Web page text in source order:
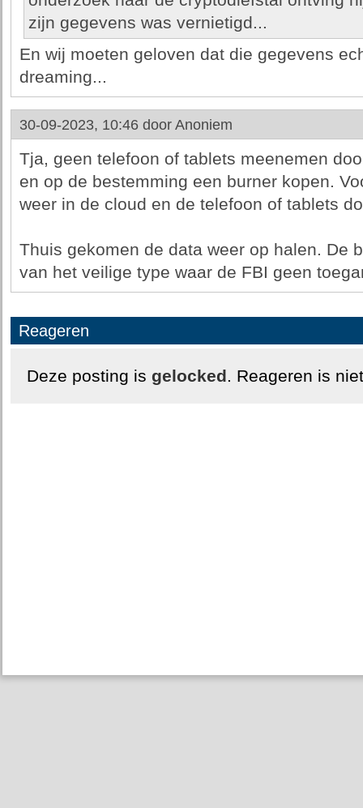
zijn gegevens was vernietigd...
En wij moeten geloven dat die gegevens
dreaming...
30-09-2023, 10:46 door Anoniem
Tja, geen telefoon of tablets meenemen
en op de bestemming een burner kopen.
weer in de cloud en de telefoon of tablets
Thuis gekomen de data weer op halen. De
van het veilige type waar de FBI geen
Reageren
Deze posting is gelocked. Reageren is